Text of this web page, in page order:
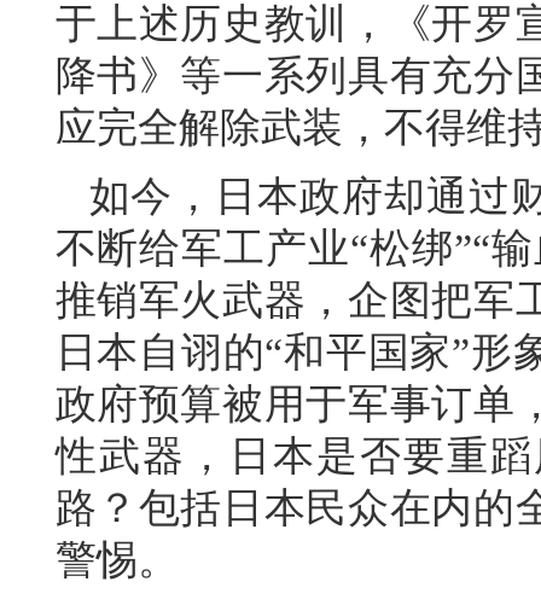
于上述历史教训，《开罗
降书》等一系列具有充分
应完全解除武装，不得维
如今，日本政府却通过
不断给军工产业“松绑”“
推销军火武器，企图把军
日本自诩的“和平国家”
政府预算被用于军事订单
性武器，日本是否要重
路？包括日本民众在内的
警惕。